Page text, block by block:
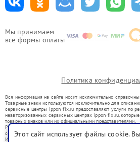
Мы принимаем
все формы оплаты
Политика
Вся информация на сайте носит исключительно
Товарные знаки используются исключительно для
сервисные центры ippon-fix.ru предоставляют услуги по
неавторизованных сервисных центрах ippon-fix.ru,
товарных знаков или их официальными представителями.
Ремонт осуществляется для устройств, уже введенных в
со статьей 1487 ГК РФ.
Использование товарных знаков не преследует цели
Этот сайт использует файлы cookie.